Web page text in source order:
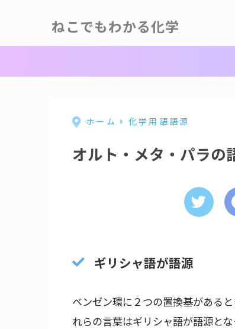
ねこでもわかる化学
ホーム 化学用語語源
オルト・メタ・パラの
ギリシャ語が語源
ベンゼン環に２つの置換基がある
れらの言葉はギリシャ語が語源とな